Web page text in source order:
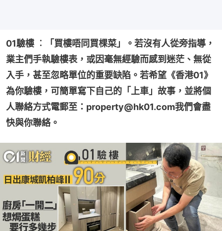
01驗樓 ︰「買樓唔同買棵菜」。若沒有人從旁指導，
業主們手執驗樓表，或因毫無經驗而感到迷茫、無從
入手，甚至忽略單位的重要缺陷。若希望《香港01》
為你驗樓，可簡單寫下自己的「上車」故事，並將個
人聯絡方式電郵至：property@hk01.com我們會盡
快與你聯絡。